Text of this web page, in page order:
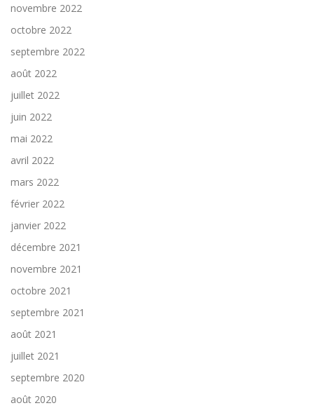
novembre 2022
octobre 2022
septembre 2022
août 2022
juillet 2022
juin 2022
mai 2022
avril 2022
mars 2022
février 2022
janvier 2022
décembre 2021
novembre 2021
octobre 2021
septembre 2021
août 2021
juillet 2021
septembre 2020
août 2020